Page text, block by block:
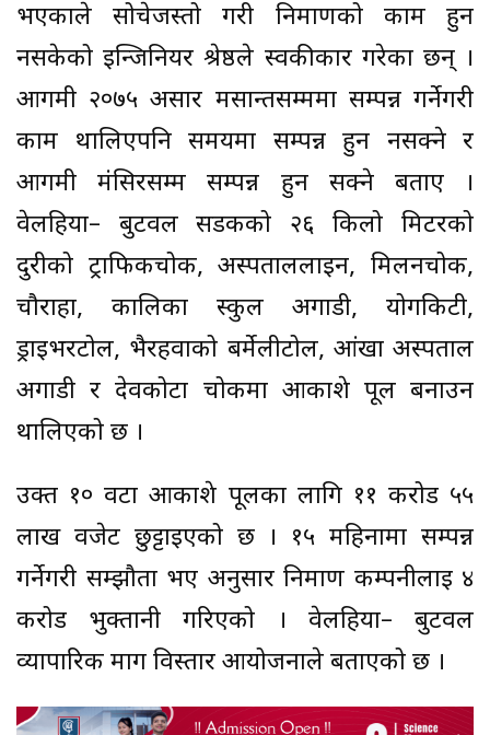
भएकाले सोचेजस्तो गरी निर्माणको काम हुन
नसकेको इन्जिनियर श्रेष्ठले स्वकीकार गरेका छन् ।
आगमी २०७५ असार मसान्तसम्ममा सम्पन्न गर्नेगरी
काम थालिएपनि समयमा सम्पन्न हुन नसक्ने र
आगमी मंसिरसम्म सम्पन्न हुन सक्ने बताए ।
वेलहिया– बुटवल सडकको २६ किलो मिटरको
दुरीको ट्राफिकचोक, अस्पताललाईन, मिलनचोक,
चौराहा, कालिका स्कुल अगाडी, योगकिटी,
ड्राइभरटोल, भैरहवाको बर्मेलीटोल, आंखा अस्पताल
अगाडी र देवकोटा चोकमा आकाशे पूल बनाउन
थालिएको छ ।
उक्त १० वटा आकाशे पूलका लागि ११ करोड ५५
लाख वजेट छुट्टाईएको छ । १५ महिनामा सम्पन्न
गर्नेगरी सम्झौता भए अनुसार निर्माण कम्पनीलाई ४
करोड भुक्तानी गरिएको । वेलहिया– बुटवल
व्यापारिक मार्ग विस्तार आयोजनाले बताएको छ ।